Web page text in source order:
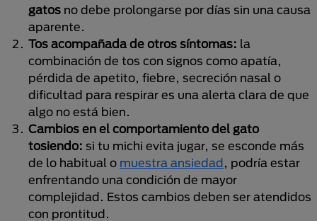
gatos no debe prolongarse por días sin una causa
aparente.
Tos acompañada de otros síntomas: la
combinación de tos con signos como apatía,
pérdida de apetito, fiebre, secreción nasal o
dificultad para respirar es una alerta clara de que
algo no está bien.
Cambios en el comportamiento del gato
tosiendo: si tu michi evita jugar, se esconde más
de lo habitual o muestra ansiedad, podría estar
enfrentando una condición de mayor
complejidad. Estos cambios deben ser atendidos
con prontitud.